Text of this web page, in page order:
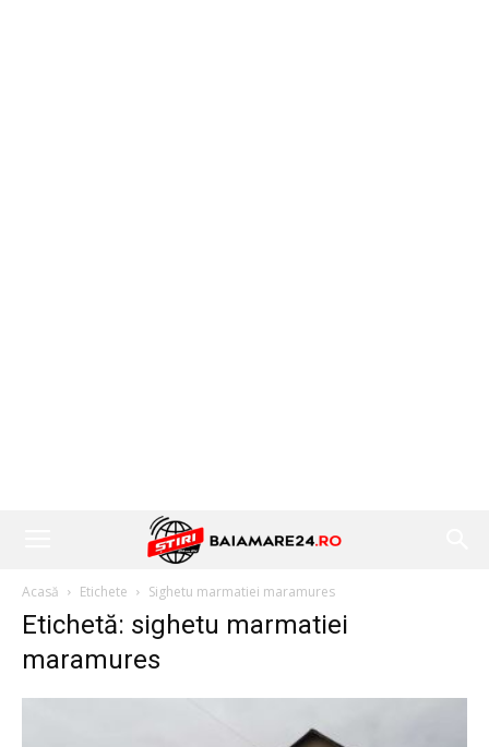
Acasă Etichete Sighetu marmatiei maramures
Etichetă: sighetu marmatiei
maramures